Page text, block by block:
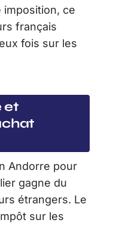
imposition, ce
français
fois sur les
et
Andorre pour
gagne du
étrangers. Le
sur les